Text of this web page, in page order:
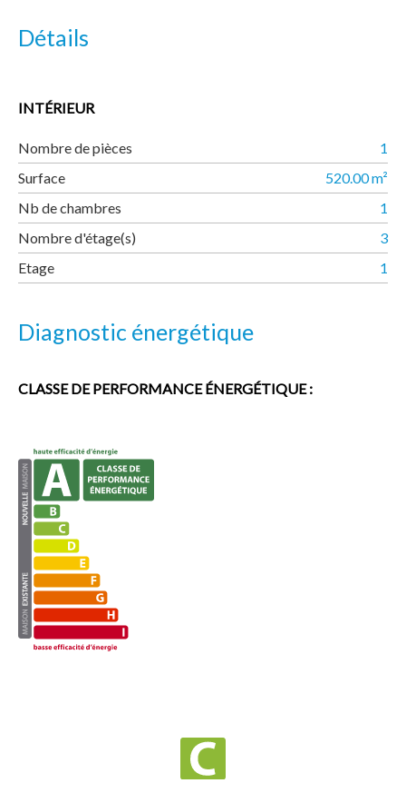
Détails
INTÉRIEUR
Nombre de pièces
1
Surface
520.00 m²
Nb de chambres
1
Nombre d'étage(s)
3
Etage
1
Diagnostic énergétique
CLASSE DE PERFORMANCE ÉNERGÉTIQUE :